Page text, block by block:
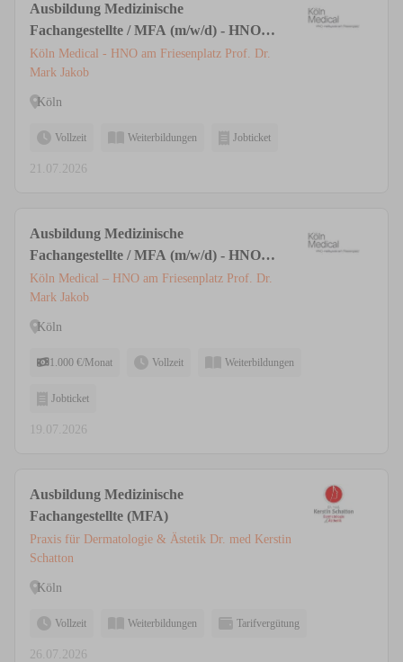
Ausbildung Medizinische
Fachangestellte / MFA (m/w/d) - HNO &
Ästhetische Medizin | Privatpraxis Köln
Köln Medical - HNO am Friesenplatz Prof. Dr.
Mark Jakob
Köln
Vollzeit Weiterbildungen Jobticket
21.07.2026
Ausbildung Medizinische
Fachangestellte / MFA (m/w/d) - HNO &
Ästhetische Medizin | Privatpraxis Köln
Köln Medical – HNO am Friesenplatz Prof. Dr.
Mark Jakob
Köln
1.000 €/Monat Vollzeit Weiterbildungen
Jobticket
19.07.2026
Ausbildung Medizinische
Fachangestellte (MFA)
Praxis für Dermatologie & Ästetik Dr. med Kerstin
Schatton
Köln
Vollzeit Weiterbildungen Tarifvergütung
26.07.2026